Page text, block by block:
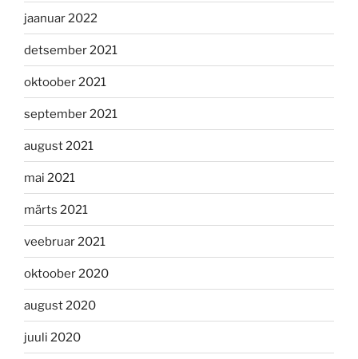
jaanuar 2022
detsember 2021
oktoober 2021
september 2021
august 2021
mai 2021
märts 2021
veebruar 2021
oktoober 2020
august 2020
juuli 2020